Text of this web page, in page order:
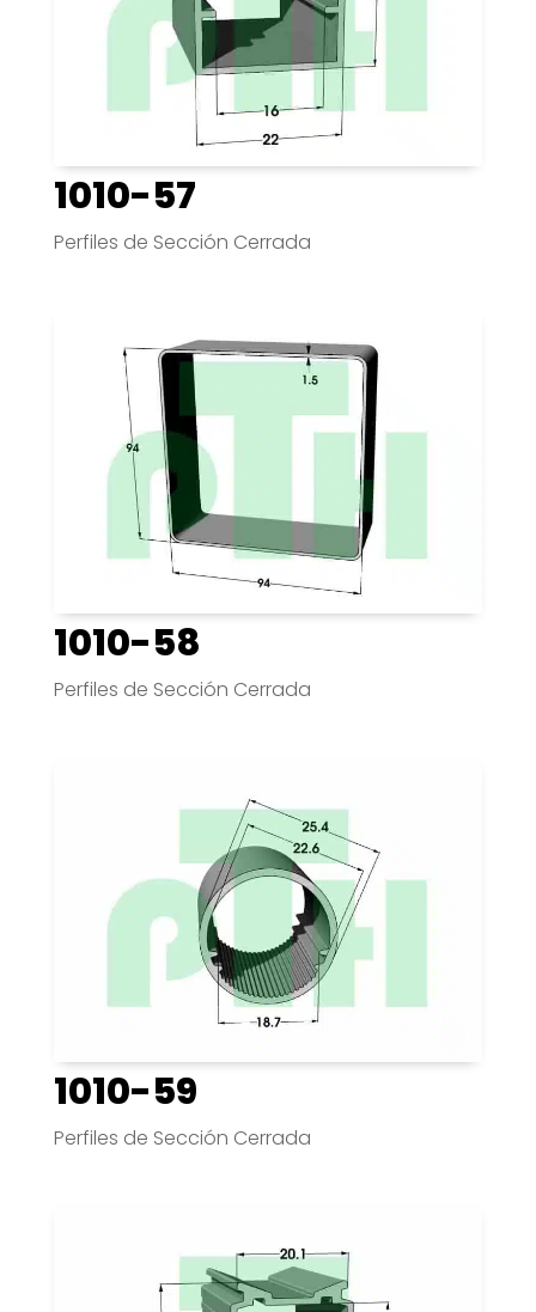
1010-57
Perfiles de Sección Cerrada
1010-58
Perfiles de Sección Cerrada
1010-59
Perfiles de Sección Cerrada